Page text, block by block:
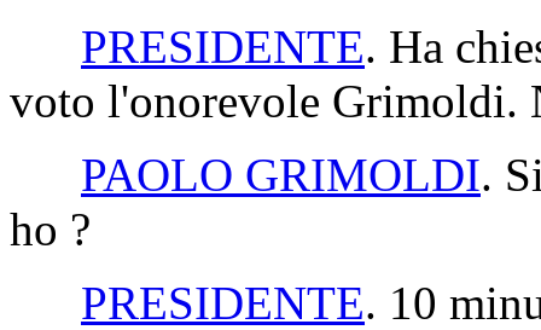
PRESIDENTE. Ha
voto l'onorevole Grimoldi.
PAOLO GRIMOLDI.
ho ?
PRESIDENTE. 10